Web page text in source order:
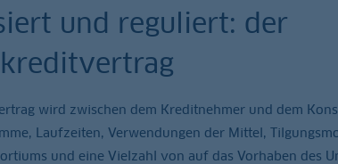
und reguliert: der
wird zwischen dem Kreditnehmer und dem
Laufzeiten, Verwendungen der Mittel,
und eine Vielzahl von auf das Vorhaben des